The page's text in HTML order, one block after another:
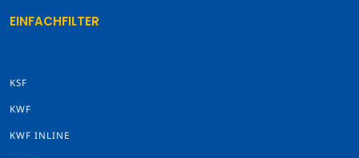
EINFACHFILTER
KSF
KWF
KWF INLINE